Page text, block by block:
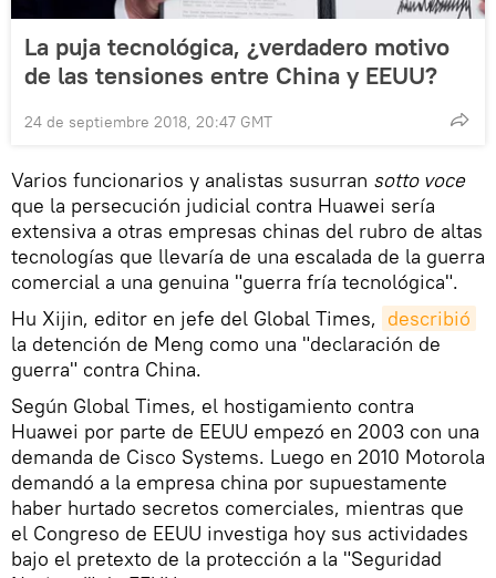
La puja tecnológica, ¿verdadero motivo
de las tensiones entre China y EEUU?
24 de septiembre 2018, 20:47 GMT
Varios funcionarios y analistas susurran sotto voce
que la persecución judicial contra Huawei sería
extensiva a otras empresas chinas del rubro de altas
tecnologías que llevaría de una escalada de la guerra
comercial a una genuina "guerra fría tecnológica".
Hu Xijin, editor en jefe del Global Times, describió
la detención de Meng como una "declaración de
guerra" contra China.
Según Global Times, el hostigamiento contra
Huawei por parte de EEUU empezó en 2003 con una
demanda de Cisco Systems. Luego en 2010 Motorola
demandó a la empresa china por supuestamente
haber hurtado secretos comerciales, mientras que
el Congreso de EEUU investiga hoy sus actividades
bajo el pretexto de la protección a la "Seguridad